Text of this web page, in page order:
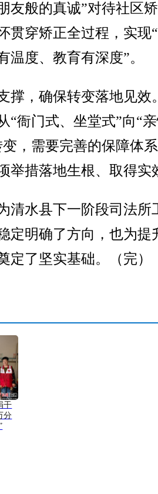
友般的真诚”对待社区
贯穿矫正全过程，实现
温度、教育有深度”。
，确保转变落地见效
“衙门式、坐堂式”向“
，需要完善的保障体
举措落地生根、取得实
水县下一阶段司法所
定明确了方向，也为提
定了坚实基础。（完）
干
分